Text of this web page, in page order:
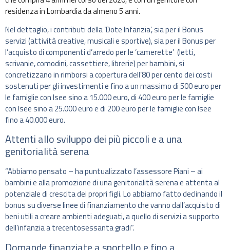
residenza in Lombardia da almeno 5 anni.
Nel dettaglio, i contributi della ‘Dote Infanzia’, sia per il Bonus
servizi (attività creative, musicali e sportive), sia per il Bonus per
l’acquisto di componenti d’arredo per le ‘camerette’ (letti,
scrivanie, comodini, cassettiere, librerie) per bambini, si
concretizzano in rimborsi a copertura dell’80 per cento dei costi
sostenuti per gli investimenti e fino a un massimo di 500 euro per
le famiglie con Isee sino a 15.000 euro, di 400 euro per le famiglie
con Isee sino a 25.000 euro e di 200 euro per le famiglie con Isee
fino a 40.000 euro.
Attenti allo sviluppo dei più piccoli e a una
genitorialità serena
“Abbiamo pensato – ha puntualizzato l’assessore Piani – ai
bambini e alla promozione di una genitorialità serena e attenta al
potenziale di crescita dei propri figli. Lo abbiamo fatto declinando il
bonus su diverse linee di finanziamento che vanno dall’acquisto di
beni utili a creare ambienti adeguati, a quello di servizi a supporto
dell’infanzia a trecentosessanta gradi”.